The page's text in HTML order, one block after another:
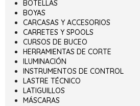
BOTELLAS
BOYAS
CARCASAS Y ACCESORIOS
CARRETES Y SPOOLS
CURSOS DE BUCEO
HERRAMIENTAS DE CORTE
ILUMINACIÓN
INSTRUMENTOS DE CONTROL
LASTRE TÉCNICO
LATIGUILLOS
MÁSCARAS